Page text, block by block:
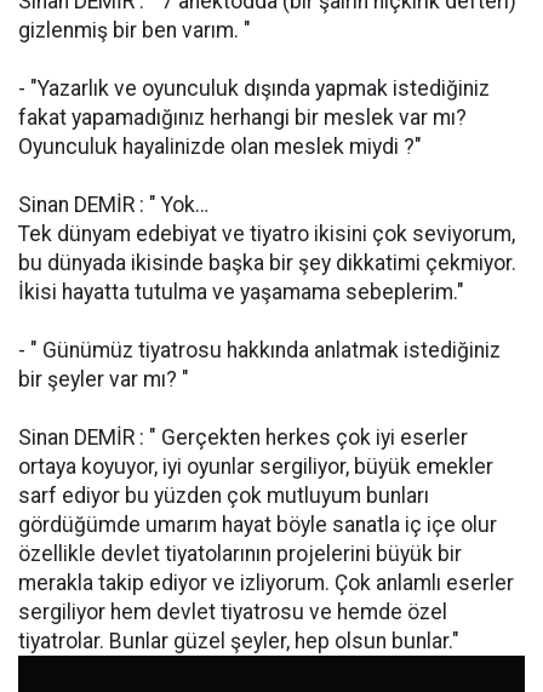
gizlenmiş bir ben varım. "
- "Yazarlık ve oyunculuk dışında yapmak istediğiniz
fakat yapamadığınız herhangi bir meslek var mı?
Oyunculuk hayalinizde olan meslek miydi ?"
Sinan DEMİR : " Yok…
Tek dünyam edebiyat ve tiyatro ikisini çok seviyorum,
bu dünyada ikisinde başka bir şey dikkatimi çekmiyor.
İkisi hayatta tutulma ve yaşamama sebeplerim."
- " Günümüz tiyatrosu hakkında anlatmak istediğiniz
bir şeyler var mı? "
Sinan DEMİR : " Gerçekten herkes çok iyi eserler
ortaya koyuyor, iyi oyunlar sergiliyor, büyük emekler
sarf ediyor bu yüzden çok mutluyum bunları
gördüğümde umarım hayat böyle sanatla iç içe olur
özellikle devlet tiyatolarının projelerini büyük bir
merakla takip ediyor ve izliyorum. Çok anlamlı eserler
sergiliyor hem devlet tiyatrosu ve hemde özel
tiyatrolar. Bunlar güzel şeyler, hep olsun bunlar."